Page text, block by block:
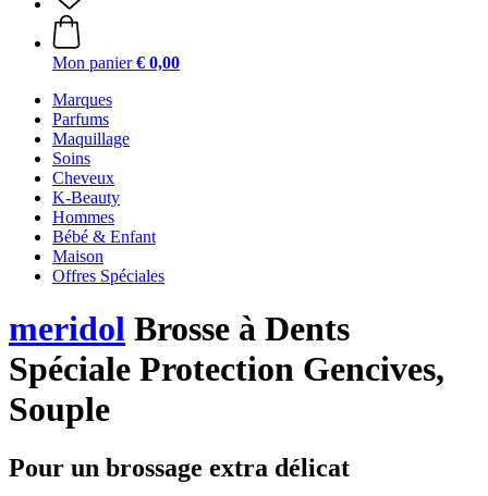
Mon panier € 0,00
Marques
Parfums
Maquillage
Soins
Cheveux
K-Beauty
Hommes
Bébé & Enfant
Maison
Offres Spéciales
meridol Brosse à Dents
Spéciale Protection Gencives,
Souple
Pour un brossage extra délicat